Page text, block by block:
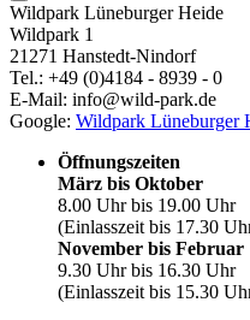
Wildpark Lüneburger Heide
Wildpark 1
21271 Hanstedt-Nindorf
Tel.: +49 (0)4184 - 8939 - 0
E-Mail: info@wild-park.de
Google: Wildpark Lüneburger
Öffnungszeiten
März bis Oktober
8.00 Uhr bis 19.00 Uhr
(Einlasszeit bis 17.30
November bis Februar
9.30 Uhr bis 16.30 Uhr
(Einlasszeit bis 15.30